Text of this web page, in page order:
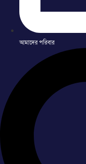
আমাদের পরিবার